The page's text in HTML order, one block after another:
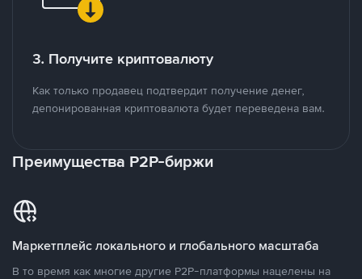
3. Получите криптовалюту
Как только продавец подтвердит получение денег,
депонированная криптовалюта будет переведена вам.
Преимущества P2P-биржи
Маркетплейс локального и глобального масштаба
В то время как многие другие P2P-платформы нацелены на